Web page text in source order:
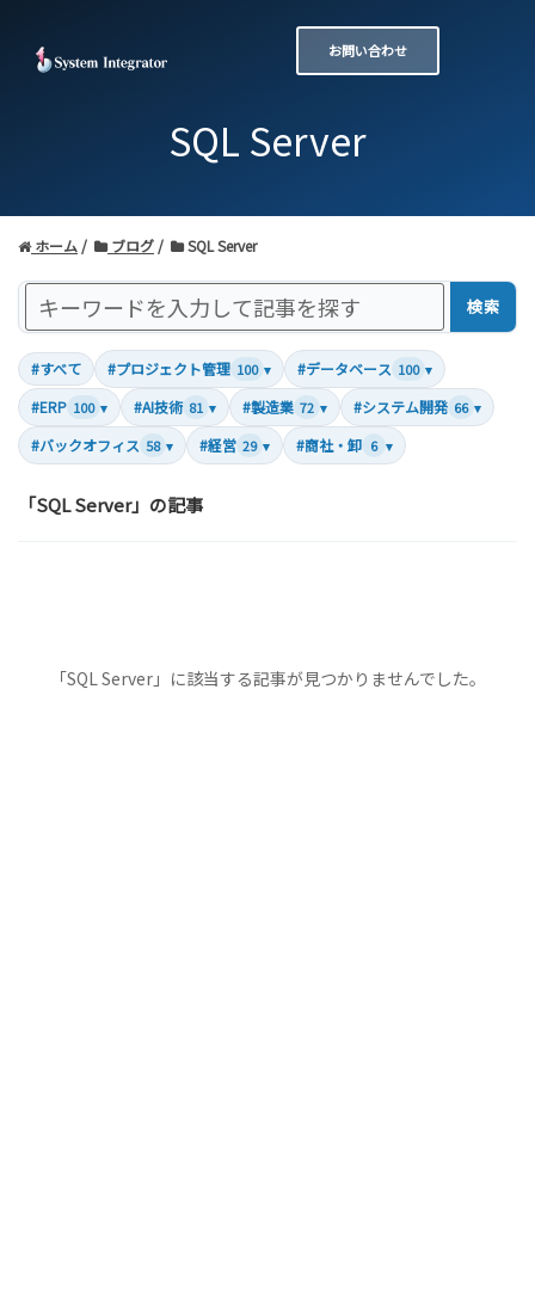
お問い合わせ
SQL Server
ホーム ブログ SQL Server
検索
#すべて #プロジェクト管理 100 ▾ #データベース 100 ▾
#ERP 100 ▾ #AI技術 81 ▾ #製造業 72 ▾ #システム開発 66 ▾
#バックオフィス 58 ▾ #経営 29 ▾ #商社・卸 6 ▾
「SQL Server」の記事
「SQL Server」に該当する記事が見つかりませんでした。